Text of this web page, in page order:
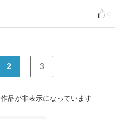
0
2 3
品が非表示になっています